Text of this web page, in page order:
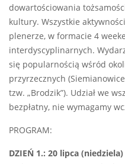
dowartościowania
kultury. Wszystkie
plenerze, w formacie 4
interdyscyplinarnych.
się popularnością wśród
przyrzecznych
tzw. „Brodzik”). Udział we
bezpłatny, nie wymagamy
PROGRAM:
DZIEŃ 1.: 20 lipca (niedziela)